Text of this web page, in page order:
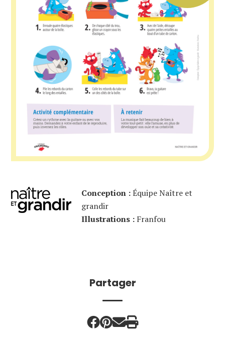
Conception :Équipe Naître et
grandir
Illustrations : Franfou
Partager